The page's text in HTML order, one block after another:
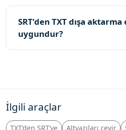
SRT’den TXT dışa
uygundur?
İlgili araçlar
TXT’den SRT’ye Altyazıları çevir